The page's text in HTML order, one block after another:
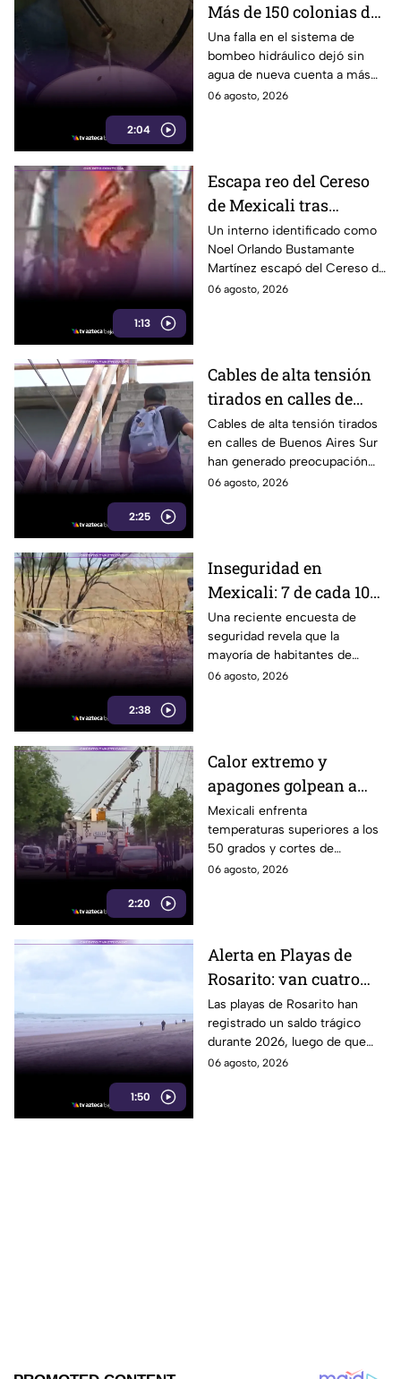
2:04
Más de 150 colonias de
Tijuana enfrentan
cortes por falla de
CESPT
Una falla en el sistema de
bombeo hidráulico dejó sin
agua de nueva cuenta a más
de 150 colonias de Tijuana,
06 agosto, 2026
1:13
Escapa reo del Cereso
de Mexicali tras
audiencia inicial; fue
localizado horas
después
Un interno identificado como
Noel Orlando Bustamante
Martínez escapó del Cereso de
Mexicali tras una audiencia
06 agosto, 2026
2:25
Cables de alta tensión
tirados en calles de
Buenos Aires Sur
representan un riesgo
para peatones en
Tijuana
Cables de alta tensión tirados
en calles de Buenos Aires Sur
han generado preocupación
entre vecinos, luego de que un
06 agosto, 2026
2:38
Inseguridad en
Mexicali: 7 de cada 10
habitantes sienten
temor de vivir en la
capital cachanilla
Una reciente encuesta de
seguridad revela que la
mayoría de habitantes de
Mexicali mantiene una
06 agosto, 2026
2:20
Calor extremo y
apagones golpean a
Mexicali; cachanillas
enfrentan riesgos por
falta de electricidad
Mexicali enfrenta
temperaturas superiores a los
50 grados y cortes de
electricidad que generan
06 agosto, 2026
1:50
Alerta en Playas de
Rosarito: van cuatro
ahogados en playas en
lo que va del año
Las playas de Rosarito han
registrado un saldo trágico
durante 2026, luego de que
cuatro personas perdieran la
06 agosto, 2026